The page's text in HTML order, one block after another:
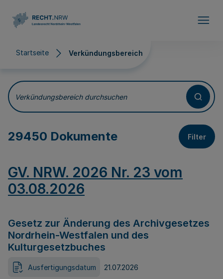
Startseite Verkündungsbereich
Verkündungsbereich
Verkündungsbereich durchsuchen
29450 Dokumente Filter
GV. NRW. 2026 Nr. 23 vom
03.08.2026
Gesetz zur Änderung des Archivgesetzes
Nordrhein-Westfalen und des
Kulturgesetzbuches
Ausfertigungsdatum 21.07.2026